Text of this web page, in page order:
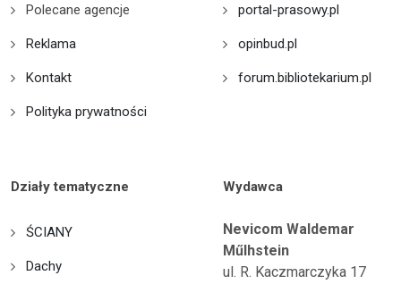
Polecane agencje
Reklama
Kontakt
Polityka prywatności
portal-prasowy.pl
opinbud.pl
forum.bibliotekarium.pl
Działy tematyczne
ŚCIANY
Dachy
Wydawca
Nevicom Waldemar
Műlhstein
ul. R. Kaczmarczyka 17